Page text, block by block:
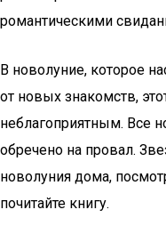
романтическими
В новолуние, которое
от новых знакомств,
неблагоприятным. Все
обречено на провал.
новолуния дома,
почитайте книгу.